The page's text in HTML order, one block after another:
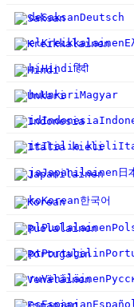
deSaksanDeutsch
elKreikkalainen
hiHindiहिंदी
huUnkari Magyar
idIndonesia
itItalia kieli
jaJapanilainen 日
koKorean한국어
plPuolalainen
ptPortugalin
ruVenäläinen
esEspanjanEspañol